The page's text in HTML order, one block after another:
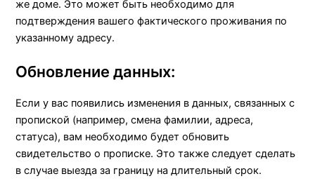
же доме. Это может быть необходимо для
подтверждения вашего фактического проживания по
указанному адресу.
Обновление данных:
Если у вас появились изменения в данных, связанных с
пропиской (например, смена фамилии, адреса,
статуса), вам необходимо будет обновить
свидетельство о прописке. Это также следует сделать
в случае выезда за границу на длительный срок.